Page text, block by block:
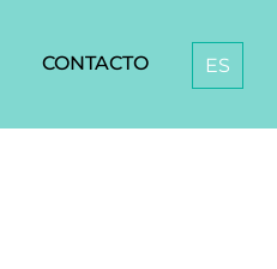
CONTACTO ES